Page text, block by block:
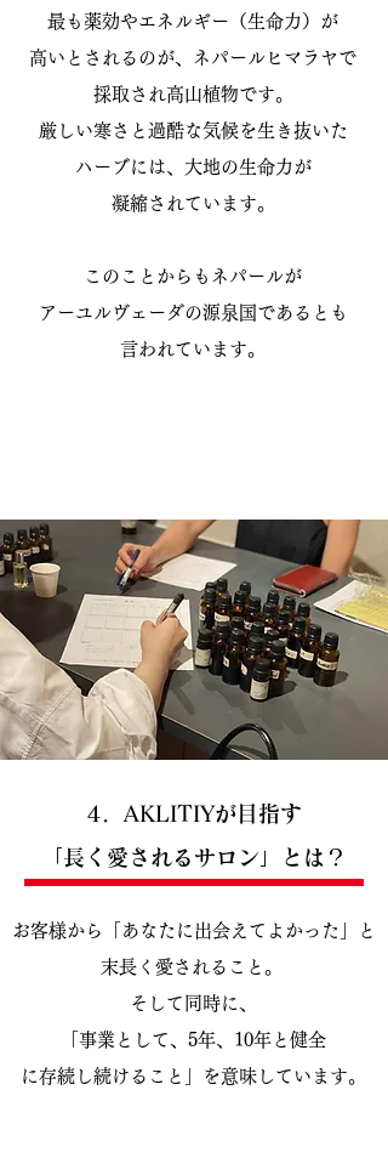
最も薬効やエネルギー（生命力）が
高いとされるのが、ネパールヒマラヤで
採取され高山植物です。
厳しい寒さと過酷な気候を生き抜いた
ハーブには、大地の生命力が
凝縮されています。
このことからもネパールが
アーユルヴェーダの源泉国であるとも
言われています。
4．AKLITIYが目指す
「長く愛されるサロン」とは？
お客様から「あなたに出会えてよかった」と
末長く愛されること。
そして同時に、
「事業として、5年、10年と健全
に存続し続けること」を意味しています。